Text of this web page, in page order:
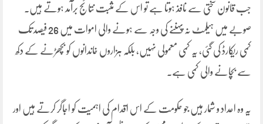
جب قانون سختی سے نافذ ہوتا ہے تو اس کے مثبت نتائج برآمد ہوتے ہیں۔
صوبے میں ہیلمٹ نہ پہننے کی وجہ سے ہونے والی اموات میں 26 فیصد تک
کمی ریکارڈ کی گئی، یہ کمی معمولی نہیں، بلکہ ہزاروں خاندانوں کو بچھڑنے کے دکھ
سے بچانے والی کمی ہے۔
یہ وہ اعداد و شمار ہیں جو حکومت کے اس اقدام کی اہمیت کو اجاگر کرتے ہیں اور